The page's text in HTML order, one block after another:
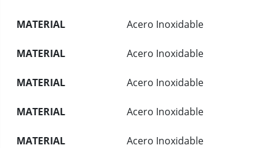
MATERIAL Acero Inoxidable
MATERIAL Acero Inoxidable
MATERIAL Acero Inoxidable
MATERIAL Acero Inoxidable
MATERIAL Acero Inoxidable